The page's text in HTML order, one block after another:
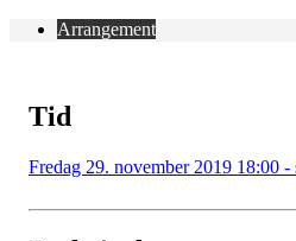
Arrangement
Tid
Fredag 29. november 2019 18:00